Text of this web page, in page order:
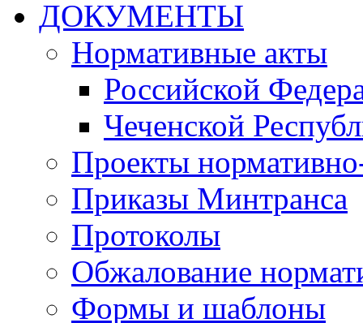
ДОКУМЕНТЫ
Нормативные акты
Российской
Чеченской
Проекты
Приказы Минтранса
Протоколы
Обжалование
Формы и шаблоны